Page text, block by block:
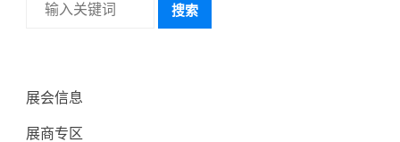
搜索
展会信息
展商专区